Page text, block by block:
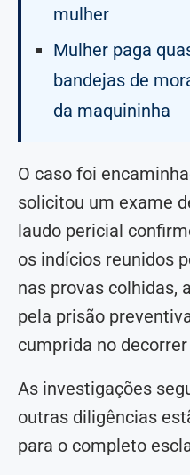
mulher
Mulher paga
bandejas de
da maquininha
O caso foi
solicitou um exame
laudo pericial
os indícios reunidos
nas provas colhidas,
pela prisão
cumprida no
As investigações
outras diligências
para o completo